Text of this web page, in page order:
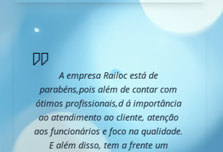
A empresa Railoc está de
parabéns,pois além de contar com
ótimos profissionais,d á importância
ao atendimento ao cliente, atenção
aos funcionários e foco na qualidade.
E além disso, tem a frente um